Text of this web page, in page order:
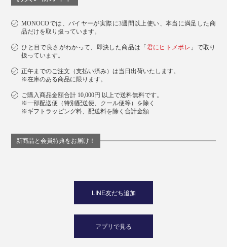
MONOCOでは、バイヤーが実際に3週間以上使い、本当に満足した商
品だけを取り扱っています。
ひと目で良さがわかって、即決した商品は「君にヒトメボレ 」で取り
扱っています。
正午までのご注文（支払い済み）は当日出荷いたします。
※在庫のある商品に限ります。
ご購入商品金額合計 10,000円 以上で送料無料です。
※一部配送便（特別配送便、クール便等）を除く
※ギフトラッピング料、配送料を除く合計金額
新商品と会員特典をお届け！
LINE友だち追加
アプリで見る